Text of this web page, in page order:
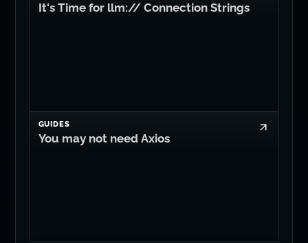
It's Time for llm:// Connection Strings
GUIDES
You may not need Axios